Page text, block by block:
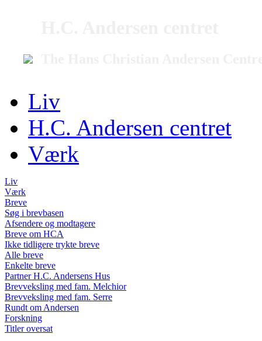
Liv
H.C. Andersen centret
Værk
Liv
Værk
Breve
Søg i brevbasen
Afsendere og modtagere
Breve om HCA
Ikke tidligere trykte breve
Alle breve
Enkelte breve
Partner H.C. Andersens Hus
Brevveksling med fam. Melchior
Brevveksling med fam. Serre
Rundt om Andersen
Forskning
Titler oversat